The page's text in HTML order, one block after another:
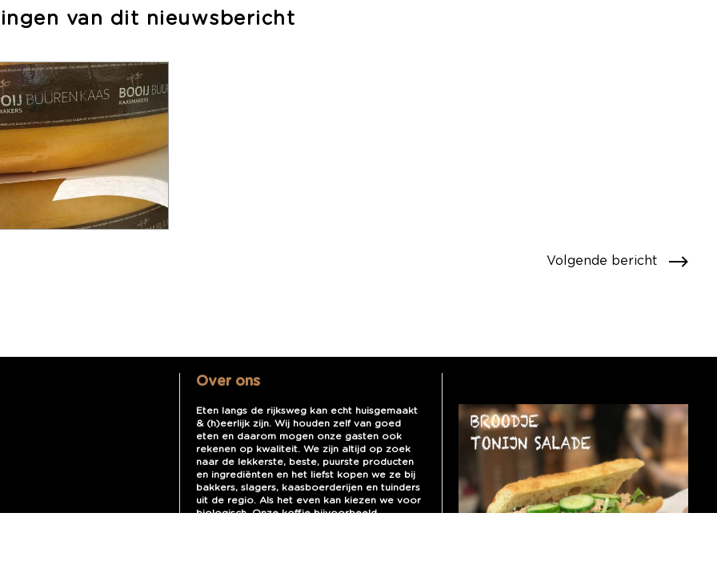
van dit nieuwsbericht
Volgende bericht
Over ons
Eten langs de rijksweg kan echt huisgemaakt
& (h)eerlijk zijn. Wij houden zelf van goed
eten en daarom mogen onze gasten ook
rekenen op kwaliteit. We zijn altijd op zoek
naar de lekkerste, beste, puurste producten
en ingrediënten en het liefst kopen we ze bij
bakkers, slagers, kaasboerderijen en tuinders
uit de regio. Als het even kan kiezen we voor
biologisch. Onze koffie bijvoorbeeld.